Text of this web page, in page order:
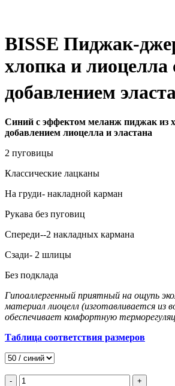
BISSE Пиджак-
хлопка и лиоцелла
добавлением
Синий с эффектом меланж пиджак из
добавлением лиоцелла и эластана
2 пуговицы
Классические лацканы
На груди- накладной карман
Рукава без пуговиц
Спереди--2 накладных кармана
Сзади- 2 шлицы
Без подклада
Гипоаллергенный приятный на ощупь
материал лиоцелл (изготавливается из
обеспечивает комфортную
Таблица соответствия размеров
-
+